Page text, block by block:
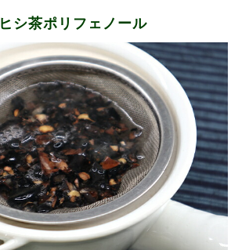
ヒシ茶ポリフェノール